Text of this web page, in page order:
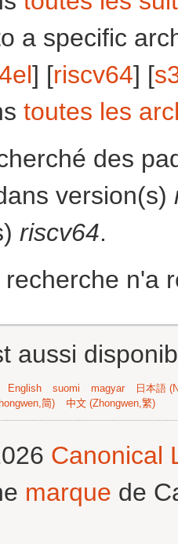
a specific
] [riscv64] [
toutes les
des
version(s)
riscv64.
n'a
aussi
English suomi magyar
日本語
简) 中文 (Zhongwen,繁)
Canonical
marque de